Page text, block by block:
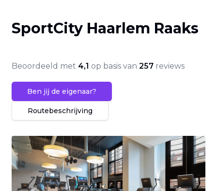
SportCity Haarlem Raaks
Beoordeeld met 4,1 op basis van 257 reviews
Ben jij de eigenaar?
Routebeschrijving